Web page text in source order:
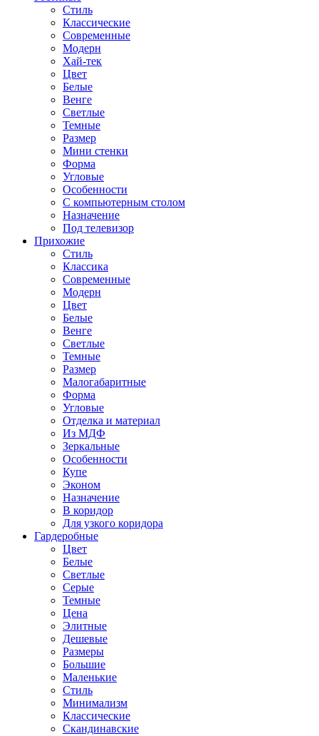
Стиль
Классические
Современные
Модерн
Хай-тек
Цвет
Белые
Венге
Светлые
Темные
Размер
Мини стенки
Форма
Угловые
Особенности
С компьютерным столом
Назначение
Под телевизор
Прихожие
Стиль
Классика
Современные
Модерн
Цвет
Белые
Венге
Светлые
Темные
Размер
Малогабаритные
Форма
Угловые
Отделка и материал
Из МДФ
Зеркальные
Особенности
Купе
Эконом
Назначение
В коридор
Для узкого коридора
Гардеробные
Цвет
Белые
Светлые
Серые
Темные
Цена
Элитные
Дешевые
Размеры
Большие
Маленькие
Стиль
Минимализм
Классические
Скандинавские